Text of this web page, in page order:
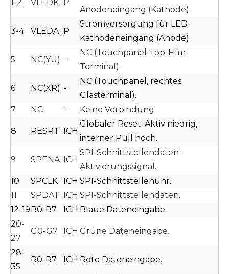
1-2 VLEDK P
Anodeneingang (Kathode).
3-4 VLEDA P
Stromversorgung für LED-
Kathodeneingang (Anode).
5 NC(YU) -
NC (Touchpanel-Top-Film-
Terminal).
6 NC(XR) -
NC (Touchpanel, rechtes
Glasterminal).
7
NC - Keine Verbindung.
8 RESRT ICH
Globaler Reset. Aktiv niedrig,
interner Pull hoch.
9 SPENA ICH
SPI-Schnittstellendaten-
Aktivierungssignal.
10
SPCLK ICH SPI-Schnittstellenuhr.
11
SPDAT ICH SPI-Schnittstellendaten.
12-19B0-B7 ICH Blaue Dateneingabe.
20-
27
G0-G7 ICH Grüne Dateneingabe.
28-
35
R0-R7 ICH Rote Dateneingabe.